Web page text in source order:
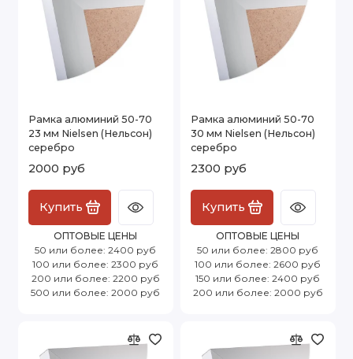
Рамка алюминий 50-70
23 мм Nielsen (Нельсон)
серебро
2000 руб
Купить
ОПТОВЫЕ ЦЕНЫ
50 или более: 2400 руб
100 или более: 2300 руб
200 или более: 2200 руб
500 или более: 2000 руб
Рамка алюминий 50-70
30 мм Nielsen (Нельсон)
серебро
2300 руб
Купить
ОПТОВЫЕ ЦЕНЫ
50 или более: 2800 руб
100 или более: 2600 руб
150 или более: 2400 руб
200 или более: 2000 руб